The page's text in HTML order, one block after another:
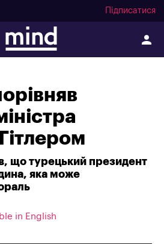
Підписатися
що турецький президент
яка може
in English